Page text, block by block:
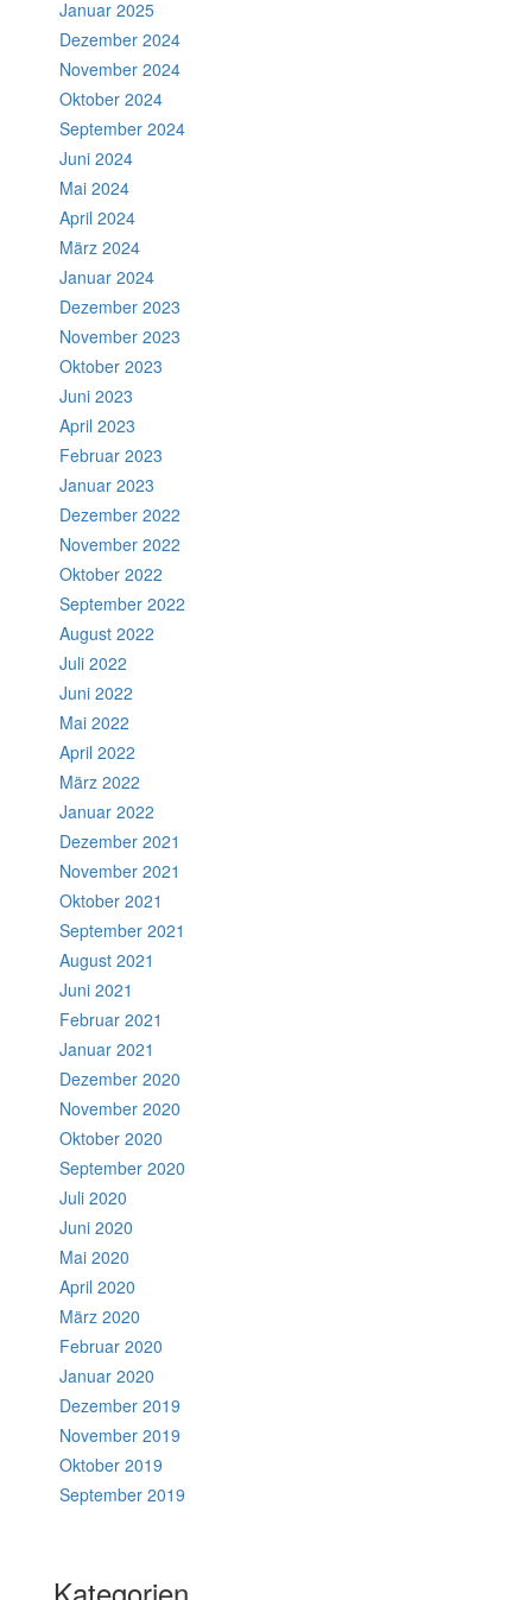
Januar 2025
Dezember 2024
November 2024
Oktober 2024
September 2024
Juni 2024
Mai 2024
April 2024
März 2024
Januar 2024
Dezember 2023
November 2023
Oktober 2023
Juni 2023
April 2023
Februar 2023
Januar 2023
Dezember 2022
November 2022
Oktober 2022
September 2022
August 2022
Juli 2022
Juni 2022
Mai 2022
April 2022
März 2022
Januar 2022
Dezember 2021
November 2021
Oktober 2021
September 2021
August 2021
Juni 2021
Februar 2021
Januar 2021
Dezember 2020
November 2020
Oktober 2020
September 2020
Juli 2020
Juni 2020
Mai 2020
April 2020
März 2020
Februar 2020
Januar 2020
Dezember 2019
November 2019
Oktober 2019
September 2019